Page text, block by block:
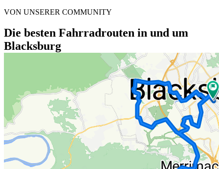
VON UNSERER COMMUNITY
Die besten Fahrradrouten in und um
Blacksburg